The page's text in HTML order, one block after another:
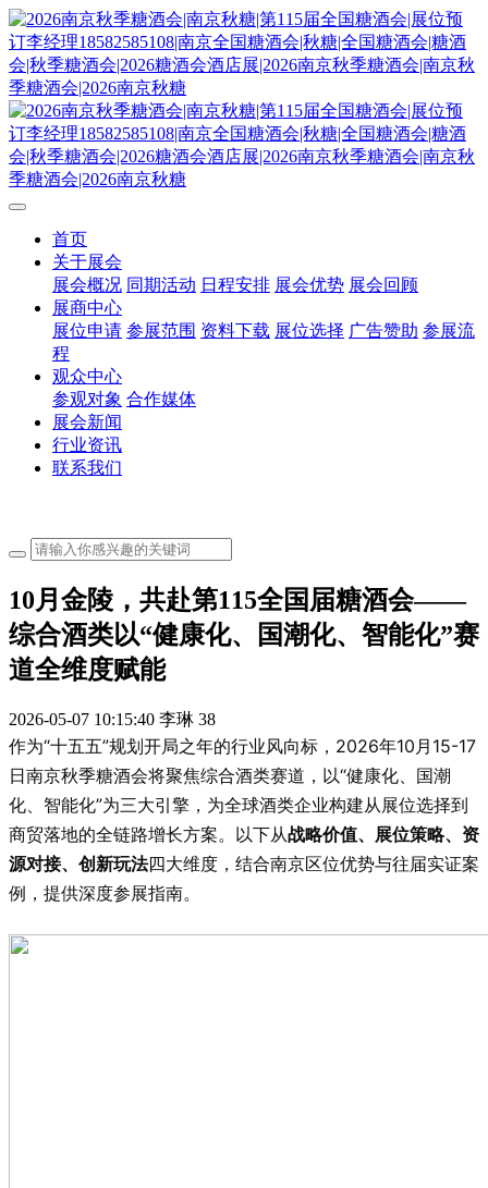
首页
关于展会
展会概况 同期活动 日程安排 展会优势 展会回顾
展商中心
展位申请 参展范围 资料下载 展位选择 广告赞助 参展流
程
观众中心
参观对象 合作媒体
展会新闻
行业资讯
联系我们
10月金陵，共赴第115全国届糖酒会——
综合酒类以“健康化、国潮化、智能化”赛
道全维度赋能
2026-05-07 10:15:40 李琳 38
作为“十五五”规划开局之年的行业风向标，2026年10月15-17
日南京秋季糖酒会将聚焦综合酒类赛道，以“健康化、国潮
化、智能化”为三大引擎，为全球酒类企业构建从展位选择到
商贸落地的全链路增长方案。以下从战略价值、展位策略、资
源对接、创新玩法四大维度，结合南京区位优势与往届实证案
例，提供深度参展指南。